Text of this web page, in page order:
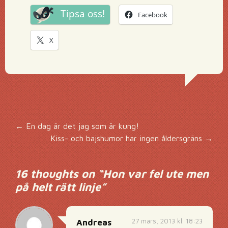
Tipsa oss! Facebook
X
Inläggsnavigering
← En dag är det jag som är kung!
Kiss- och bajshumor har ingen åldersgräns→
16 thoughts on “Hon var fel ute men
på helt rätt linje”
27 mars, 2013 kl. 18:23
Andreas